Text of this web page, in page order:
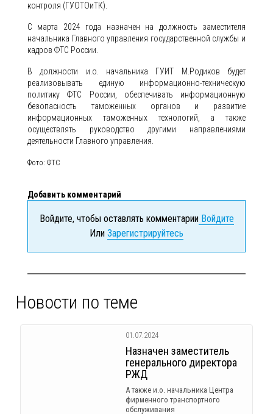
контроля (ГУОТОиТК).
С марта 2024 года назначен на должность заместителя
начальника Главного управления государственной службы и
кадров ФТС России.
В должности и.о. начальника ГУИТ М.Родиков будет
реализовывать единую информационно-техническую
политику ФТС России, обеспечивать информационную
безопасность таможенных органов и развитие
информационных таможенных технологий, а также
осуществлять руководство другими направлениями
деятельности Главного управления.
Фото: ФТС
Добавить комментарий
Войдите, чтобы оставлять комментарииВойдите
Или Зарегистрируйтесь
Новости по теме
01.07.2024
Назначен заместитель
генерального директора
РЖД
А также и.о. начальника Центра
фирменного транспортного
обслуживания